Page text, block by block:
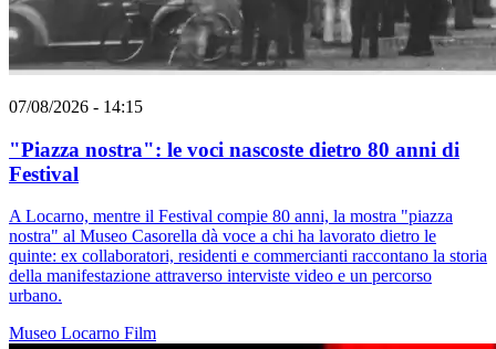
07/08/2026 - 14:15
"Piazza nostra": le voci nascoste dietro 80 anni di
Festival
A Locarno, mentre il Festival compie 80 anni, la mostra "piazza
nostra" al Museo Casorella dà voce a chi ha lavorato dietro le
quinte: ex collaboratori, residenti e commercianti raccontano la storia
della manifestazione attraverso interviste video e un percorso
urbano.
Museo Locarno Film